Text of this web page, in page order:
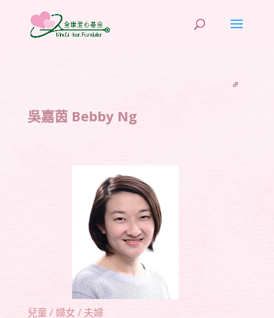
吳嘉茵 Bebby Ng
兒童 / 婦女 / 夫婦